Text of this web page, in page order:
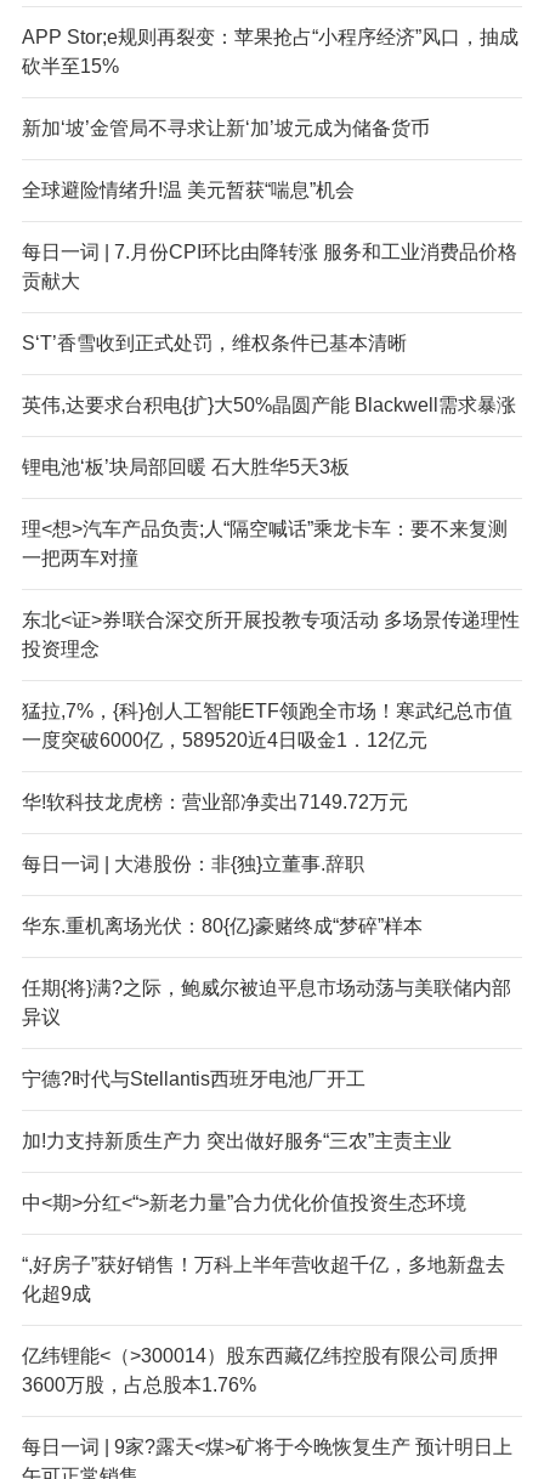
APP Stor;e规则再裂变：苹果抢占“小程序经济”风口，抽成
砍半至15%
新加‘坡’金管局不寻求让新‘加’坡元成为储备货币
全球避险情绪升!温 美元暂获“喘息”机会
每日一词 | 7.月份CPI环比由降转涨 服务和工业消费品价格
贡献大
S‘T’香雪收到正式处罚，维权条件已基本清晰
英伟,达要求台积电{扩}大50%晶圆产能 Blackwell需求暴涨
锂电池‘板’块局部回暖 石大胜华5天3板
理<想>汽车产品负责;人“隔空喊话”乘龙卡车：要不来复测
一把两车对撞
东北<证>券!联合深交所开展投教专项活动 多场景传递理性
投资理念
猛拉,7%，{科}创人工智能ETF领跑全市场！寒武纪总市值
一度突破6000亿，589520近4日吸金1．12亿元
华!软科技龙虎榜：营业部净卖出7149.72万元
每日一词 | 大港股份：非{独}立董事.辞职
华东.重机离场光伏：80{亿}豪赌终成“梦碎”样本
任期{将}满?之际，鲍威尔被迫平息市场动荡与美联储内部
异议
宁德?时代与Stellantis西班牙电池厂开工
加!力支持新质生产力 突出做好服务“三农”主责主业
中<期>分红<“>新老力量”合力优化价值投资生态环境
“,好房子”获好销售！万科上半年营收超千亿，多地新盘去
化超9成
亿纬锂能<（>300014）股东西藏亿纬控股有限公司质押
3600万股，占总股本1.76%
每日一词 | 9家?露天<煤>矿将于今晚恢复生产 预计明日上